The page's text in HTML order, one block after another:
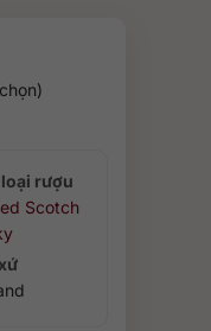
rượu
Scotch